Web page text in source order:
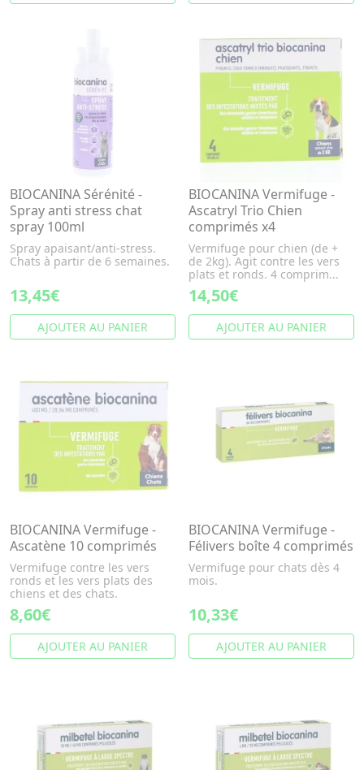
BIOCANINA Sérénité -
Spray anti stress chat
spray 100ml
Spray apaisant/anti-stress.
Chats à partir de 6 semaines.
13,45€
AJOUTER AU PANIER
BIOCANINA Vermifuge -
Ascatryl Trio Chien
comprimés x4
Vermifuge pour chien (de +
de 2kg). Agit contre les vers
plats et ronds. 4 comprim...
14,50€
AJOUTER AU PANIER
BIOCANINA Vermifuge -
Ascatène 10 comprimés
Vermifuge contre les vers
ronds et les vers plats des
chiens et des chats.
8,60€
AJOUTER AU PANIER
BIOCANINA Vermifuge -
Félivers boîte 4 comprimés
Vermifuge pour chats dès 4
mois.
10,33€
AJOUTER AU PANIER